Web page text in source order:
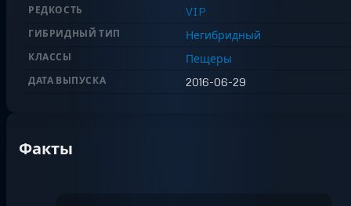
РЕДКОСТЬ VIP
ГИБРИДНЫЙ ТИП Негибридный
КЛАССЫ Пещеры
ДАТА ВЫПУСКА 2016-06-29
Факты